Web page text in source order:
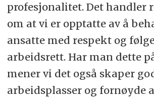
profesjonalitet. Det handler
om at vi er opptatte av å
ansatte med respekt og
arbeidsrett. Har man dette
mener vi det også skaper
arbeidsplasser og fornøyde